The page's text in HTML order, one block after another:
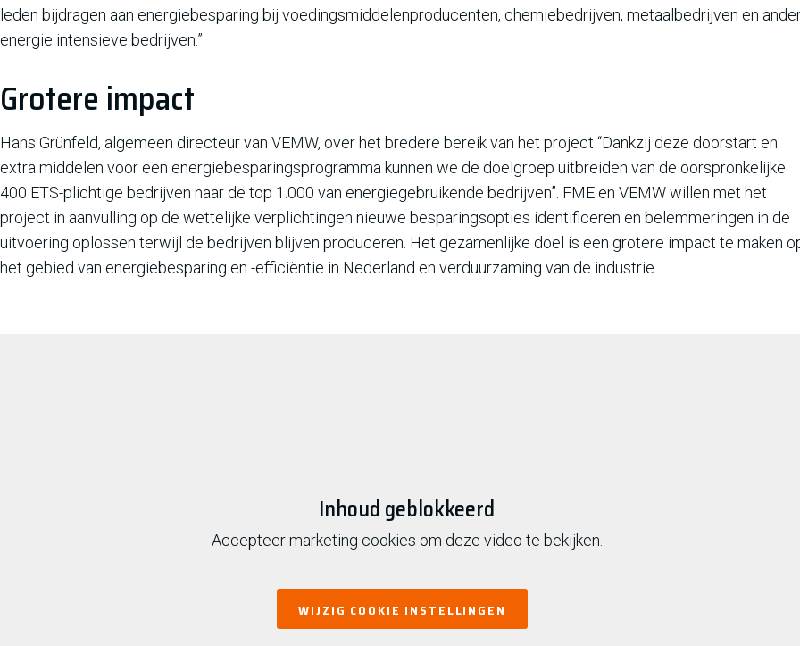
leden bijdragen aan energiebesparing bij voedingsmiddelenproducenten, chemiebedrijven, metaalbedrijven en
energie intensieve bedrijven.”
Grotere impact
Hans Grünfeld, algemeen directeur van VEMW, over het bredere bereik van het project “Dankzij deze doorstart en
extra middelen voor een energiebesparingsprogramma kunnen we de doelgroep uitbreiden van de oorspronkelijke
400 ETS-plichtige bedrijven naar de top 1.000 van energiegebruikende bedrijven”. FME en VEMW willen met het
project in aanvulling op de wettelijke verplichtingen nieuwe besparingsopties identificeren en belemmeringen in de
uitvoering oplossen terwijl de bedrijven blijven produceren. Het gezamenlijke doel is een grotere impact te maken
het gebied van energiebesparing en -efficiëntie in Nederland en verduurzaming van de industrie.
Inhoud geblokkeerd
Accepteer marketing cookies om deze video te bekijken.
WIJZIG COOKIE INSTELLINGEN